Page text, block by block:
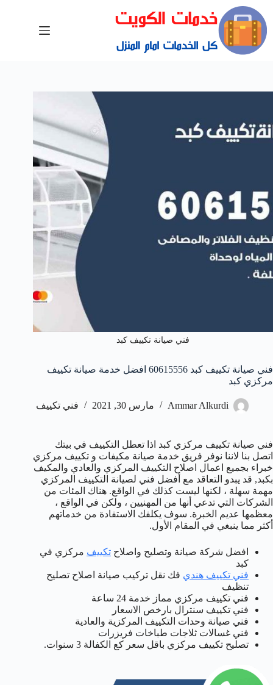
فني صيانة تكييف كبد
فني صيانة تكييف كبد 60615556 افضل خدمة صيانة تكييف
مركزي كبد
Ammar Alkurdi مارس 30, 2021 فني تكييف
فني صيانة تكييف مركزي كبد اذا تعطل التكييف في بيتك
اتصل بنا لاننا نوفر فريق خدمة صيانة مكيفات و تكييف مركزي
خبراء بجميع اعمال اصلاح التكييف المركزي والعادي والمكيف
بكبد, قد يبدو التعاقد مع أفضل فني لصيانة التكييف المركزي
مهمة سهلة ، لكنها ليست كذلك في الواقع. هناك المئات من
الشركات التي تدعي أنها من المهنيين ، ولكن في الواقع ،
معظمها عديم الخبرة. سوف يكلفك الاستفادة من خدماتهم
أكثر مما ينبغي في المقام الأول.
افضل شركة صيانة وتصليح واصلاح تكييف مركزي في
كبد
فني تكييف هندي فك نقل تركيب صيانة اصلاح تصليح
تنظيف
فني تكييف مركزي مماز خدمة 24 ساعة
فني تكييف سنترال بارخص الاسعار
فني صيانة وحدات التكييف المركزية والعادية
فني غسالات ثلاجات طباخات فريزرات
تصليح تكييف مركزي باقل سعر كع الكفالة 3 سنوات.